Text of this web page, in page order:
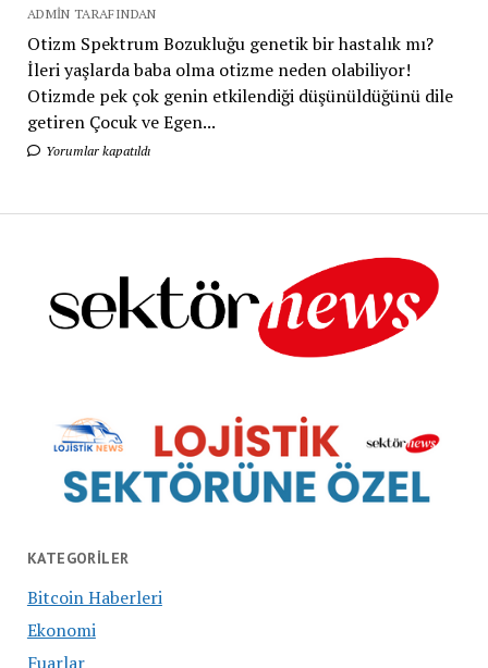
ADMIN TARAFINDAN
Otizm Spektrum Bozukluğu genetik bir hastalık mı?
İleri yaşlarda baba olma otizme neden olabiliyor!
Otizmde pek çok genin etkilendiği düşünüldüğünü dile
getiren Çocuk ve Egen...
Yorumlar kapatıldı
KATEGORILER
Bitcoin Haberleri
Ekonomi
Fuarlar